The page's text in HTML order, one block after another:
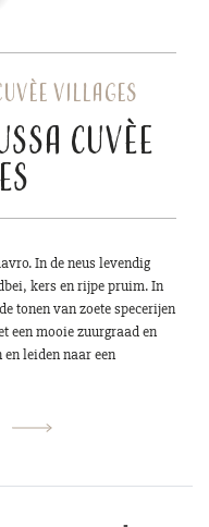
Villages
Cuvèe
In de neus levendig
kers en rijpe pruim. In
tonen van zoete specerijen
een mooie zuurgraad en
leiden naar een